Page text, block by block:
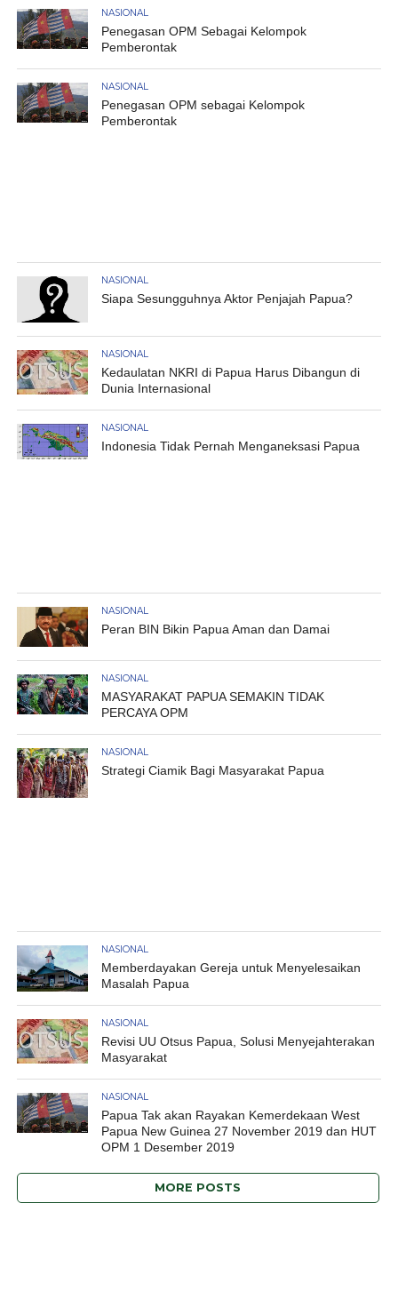
NASIONAL
Penegasan OPM Sebagai Kelompok
Pemberontak
NASIONAL
Penegasan OPM sebagai Kelompok
Pemberontak
NASIONAL
Siapa Sesungguhnya Aktor Penjajah Papua?
NASIONAL
Kedaulatan NKRI di Papua Harus Dibangun di
Dunia Internasional
NASIONAL
Indonesia Tidak Pernah Menganeksasi Papua
NASIONAL
Peran BIN Bikin Papua Aman dan Damai
NASIONAL
MASYARAKAT PAPUA SEMAKIN TIDAK
PERCAYA OPM
NASIONAL
Strategi Ciamik Bagi Masyarakat Papua
NASIONAL
Memberdayakan Gereja untuk Menyelesaikan
Masalah Papua
NASIONAL
Revisi UU Otsus Papua, Solusi Menyejahterakan
Masyarakat
NASIONAL
Papua Tak akan Rayakan Kemerdekaan West
Papua New Guinea 27 November 2019 dan HUT
OPM 1 Desember 2019
MORE POSTS